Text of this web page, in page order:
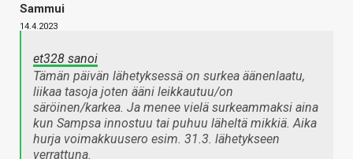
Sammui
14.4.2023
et328 sanoi
Tämän päivän lähetyksessä on surkea äänenlaatu,
liikaa tasoja joten ääni leikkautuu/on
säröinen/karkea. Ja menee vielä surkeammaksi aina
kun Sampsa innostuu tai puhuu läheltä mikkiä. Aika
hurja voimakkuusero esim. 31.3. lähetykseen
verrattuna.